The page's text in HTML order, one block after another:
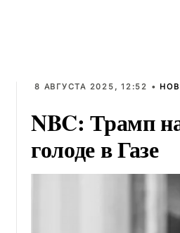
8 АВГУСТА 2025, 12:52 •
NBC: Трамп
голоде в Газе